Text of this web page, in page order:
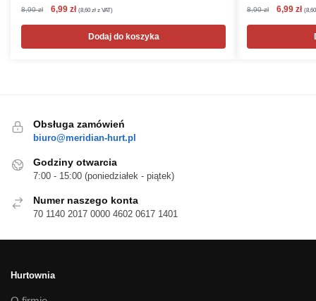
8,90zł
Pierwotna
8,90 zł.
6,99 złAktualna
wynosi:
6,99 zł.
(8,60 zł z VAT)
Dodaj do koszyka
8,90zł
Pierwotna
8,90 zł.
6,99 zł (
Obsługa zamówień
biuro@meridian-hurt.pl
Godziny otwarcia
7:00 - 15:00 (poniedziałek - piątek)
Numer naszego konta
70 1140 2017 0000 4602 0617 1401
Hurtownia